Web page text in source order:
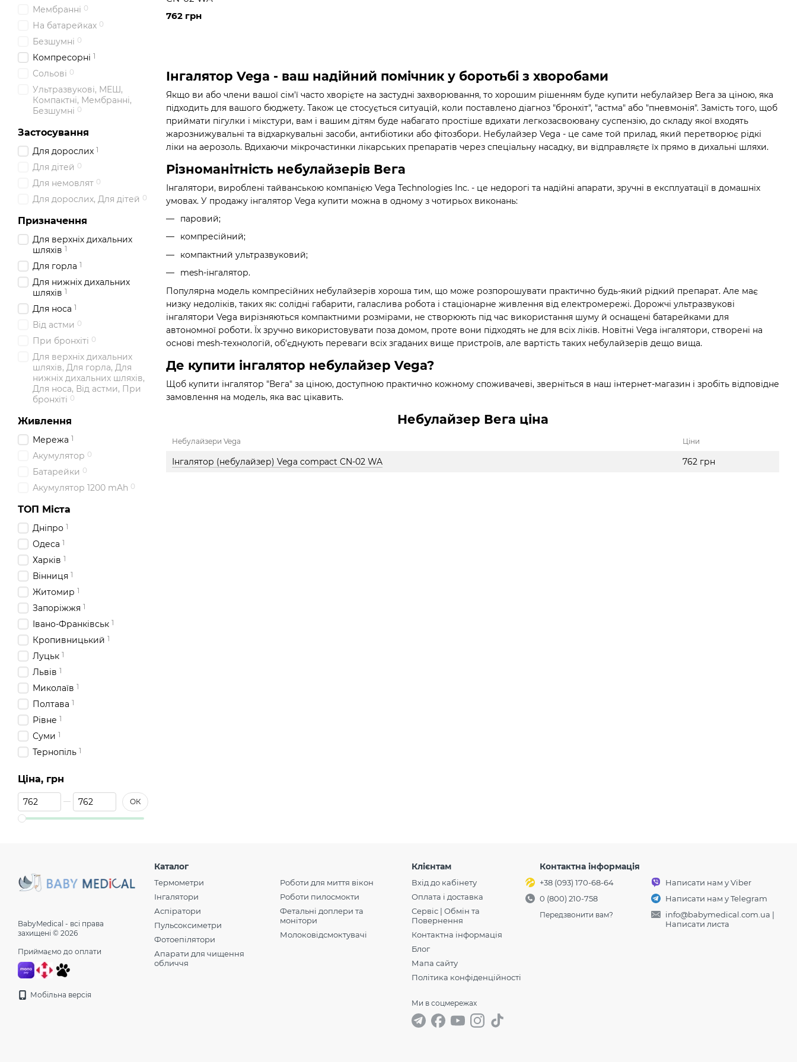
Інгалятор Vega - ваш надійний помічник у боротьбі з хворобами
Якщо ви або члени вашої сім'ї часто хворієте на застудні захворювання, то хорошим рішенням буде купити небулайзер Вега за ціною, яка
підходить для вашого бюджету. Також це стосується ситуацій, коли поставлено діагноз "бронхіт", "астма" або "пневмонія". Замість того, щоб
приймати пігулки і мікстури, вам і вашим дітям буде набагато простіше вдихати легкозасвоювану суспензію, до складу якої входять
жарознижувальні та відхаркувальні засоби, антибіотики або фітозбори. Небулайзер Vega - це саме той прилад, який перетворює рідкі
ліки на аерозоль. Вдихаючи мікрочастинки лікарських препаратів через спеціальну насадку, ви відправляєте їх прямо в дихальні шляхи.
Різноманітність небулайзерів Вега
Інгалятори, вироблені тайванською компанією Vega Technologies Inc. - це недорогі та надійні апарати, зручні в експлуатації в домашніх
умовах. У продажу інгалятор Vega купити можна в одному з чотирьох виконань:
паровий;
компресійний;
компактний ультразвуковий;
mesh-інгалятор.
Популярна модель компресійних небулайзерів хороша тим, що може розпорошувати практично будь-який рідкий препарат. Але має
низку недоліків, таких як: солідні габарити, галаслива робота і стаціонарне живлення від електромережі. Дорожчі ультразвукові
інгалятори Vega вирізняються компактними розмірами, не створюють під час використання шуму й оснащені батарейками для
автономної роботи. Їх зручно використовувати поза домом, проте вони підходять не для всіх ліків. Новітні Vega інгалятори, створені на
основі mesh-технологій, об'єднують переваги всіх згаданих вище пристроїв, але вартість таких небулайзерів дещо вища.
Де купити інгалятор небулайзер Vega?
Щоб купити інгалятор "Вега" за ціною, доступною практично кожному споживачеві, зверніться в наш інтернет-магазин і зробіть відповідне
замовлення на модель, яка вас цікавить.
Небулайзер Вега ціна
Небулайзери Vega Ціни
Інгалятор (небулайзер) Vega compact CN-02 WA 762 грн
762 грн
Мембранні 0
На батарейках 0
Безшумні 0
Компресорні 1
Сольові 0
Ультразвукові, МЕШ,
Компактні, Мембранні,
Безшумні 0
Застосування
Для дорослих 1
Для дітей 0
Для немовлят 0
Для дорослих, Для дітей 0
Призначення
Для верхніх дихальних
шляхів 1
Для горла 1
Для нижніх дихальних
шляхів 1
Для носа 1
Від астми 0
При бронхіті 0
Для верхніх дихальних
шляхів, Для горла, Для
нижніх дихальних шляхів,
Для носа, Від астми, При
бронхіті 0
Живлення
Мережа 1
Акумулятор 0
Батарейки 0
Акумулятор 1200 mAh 0
ТОП Міста
Дніпро 1
Одеса 1
Харків 1
Вінниця 1
Житомир 1
Запоріжжя 1
Івано-Франківськ 1
Кропивницький 1
Луцьк 1
Львів 1
Миколаїв 1
Полтава 1
Рівне 1
Суми 1
Тернопіль 1
Херсон
Хмельницький
Черкаси
Житомир, Запоріжжя,
Івано Франківськ,
Тернопіль, Ужгород,
Харків, Херсон,
Хмельницький, Черкаси,
Чернігів, Чернівці
Ціна, грн
Від Ціна, грн
До Ціна, грн ОК
BabyMedical - всі права
захищені © 2026
Приймаємо до оплати
Мобільна версія
Каталог
Термометри
Інгалятори
Аспіратори
Пульсоксиметри
Фотоепілятори
Апарати для чищення
обличчя
Роботи для миття вікон
Роботи пилосмокти
Фетальні доплери та
монітори
Молоковідсмоктувачі
Клієнтам
Вхід до кабінету
Оплата і доставка
Сервіс | Обмін та
Повернення
Контактна інформація
Блог
Мапа сайту
Політика конфіденційності
Ми в соцмережах
Контактна інформація
+38 (093) 170-68-64
0 (800) 210-758
Передзвонити вам?
Написати нам у Viber
Написати нам у Telegram
info@babymedical.com.ua |
Написати листа